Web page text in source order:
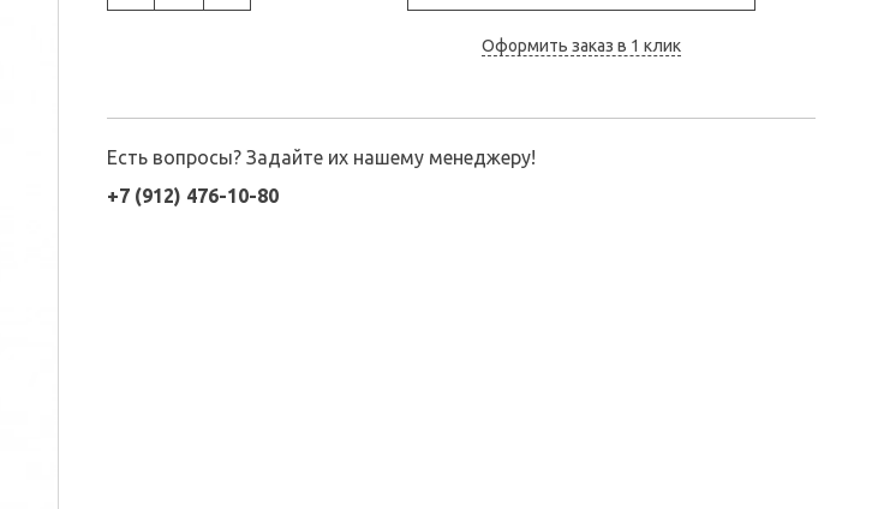
Оформить заказ в 1 клик
Есть вопросы? Задайте их нашему менеджеру!
+7 (912) 476-10-80